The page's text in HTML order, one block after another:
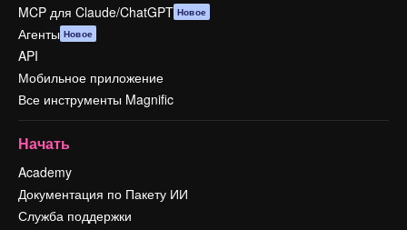
MCP для Claude/ChatGPT Новое
Агенты Новое
API
Мобильное приложение
Все инструменты Magnific
Начать
Academy
Документация по Пакету ИИ
Служба поддержки